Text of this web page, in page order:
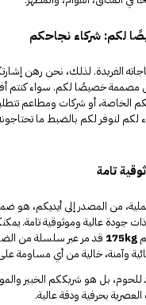
لكم: شركاء نجاحكم
الفريدة. لذلك، نحن رهن
مصممة خصيصًا لكم. سواء كنتم
الخاصة، أو شركات ومطاعم
لكم لنوفر لكم بالضبط ما
تامة
من المصدر إلى أيديكم، هو
جودة عالية وموثوقية تامة.
175kgقد مر عبر سلسلة من
وآمنة، خالية من أي مساومة
بل هو شريككم الخبير
بحرفية ودقة عالية.